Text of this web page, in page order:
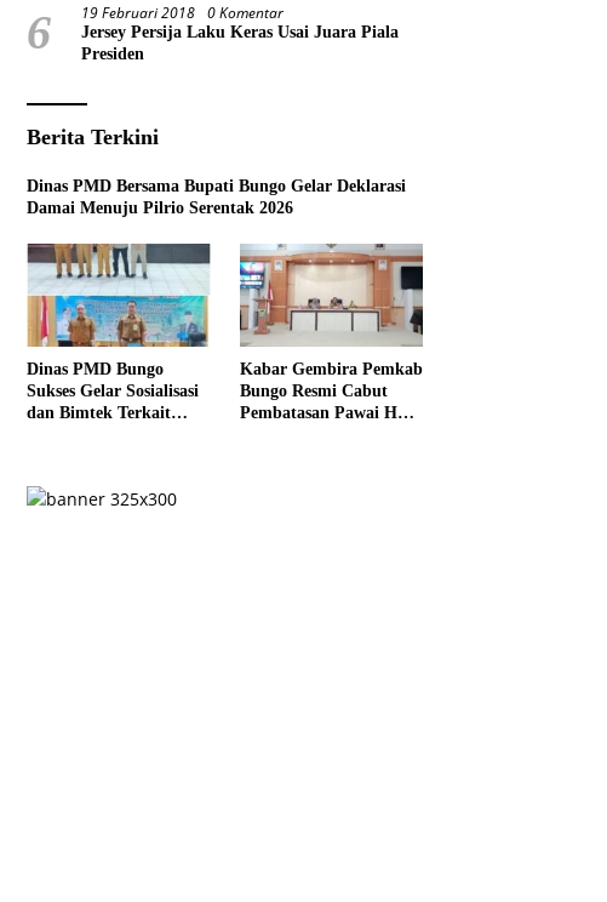
6 19 Februari 2018 0 Komentar
Jersey Persija Laku Keras Usai Juara Piala
Presiden
Berita Terkini
Dinas PMD Bersama Bupati Bungo Gelar Deklarasi
Damai Menuju Pilrio Serentak 2026
Dinas PMD Bungo
Sukses Gelar Sosialisasi
dan Bimtek Terkait
Kabar Gembira Pemkab
Bungo Resmi Cabut
Pembatasan Pawai HUT